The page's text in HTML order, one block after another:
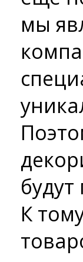
мы
К